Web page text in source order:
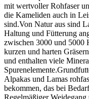
mit wertvoller Rohfaser
die Kameliden auch in
sind.Von Natur aus sind
Haltung und Fütterung
zwischen 3000 und 5000
kurzen und harten
und enthalten viele
Alpakas und Lamas
bekommen, das bei
Regelmäßiger